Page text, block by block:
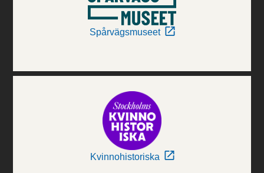
Spårvägsmuseet
Kvinnohistoriska